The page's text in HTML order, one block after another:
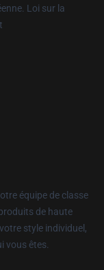
Loi sur la
équipe de classe
de haute
style individuel,
vous êtes.